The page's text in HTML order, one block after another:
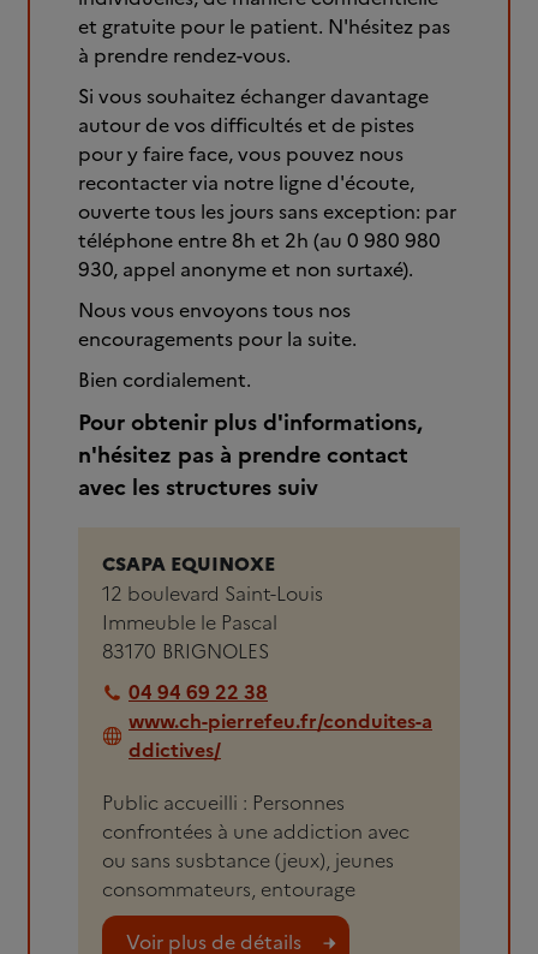
et gratuite pour le patient. N'hésitez pas
à prendre rendez-vous.
Si vous souhaitez échanger davantage
autour de vos difficultés et de pistes
pour y faire face, vous pouvez nous
recontacter via notre ligne d'écoute,
ouverte tous les jours sans exception: par
téléphone entre 8h et 2h (au 0 980 980
930, appel anonyme et non surtaxé).
Nous vous envoyons tous nos
encouragements pour la suite.
Bien cordialement.
Pour obtenir plus d'informations,
n'hésitez pas à prendre contact
avec les structures suiv
CSAPA EQUINOXE
12 boulevard Saint-Louis
Immeuble le Pascal
83170 BRIGNOLES
04 94 69 22 38
www.ch-pierrefeu.fr/conduites-a
ddictives/
Public accueilli : Personnes
confrontées à une addiction avec
ou sans susbtance (jeux), jeunes
consommateurs, entourage
Voir plus de détails